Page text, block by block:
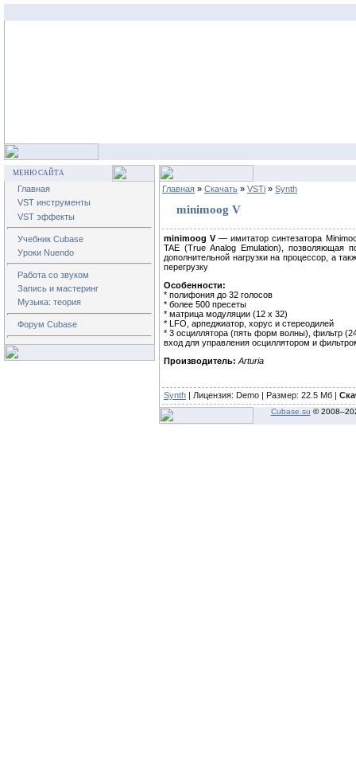
МЕНЮ САЙТА
Главная
VST инструменты
VST эффекты
Учебник Cubase
Уроки Nuendo
Работа со звуком
Запись и мастеринг
Музыка: теория
Форум Cubase
Главная » Скачать » VSTi » Synth
minimoog V
minimoog V— имитатор синтезатора
TAE (True Analog Emulation), позволяющая
дополнительной нагрузки на процессор, а
перегрузку
Особенности:
* полифония до 32 голосов
* более 500 пресеты
* матрица модуляции (12 x 32)
* LFO, арпеджиатор, хорус и стереодилей
* 3 осциллятора (пять форм волны), фильтр
вход для управления осциллятором и
Производитель: Arturia
Synth | Лицензия: Demo | Размер: 22.5 Мб |
Cubase.su © 2008–